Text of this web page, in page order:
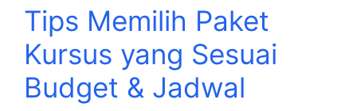
Tips Memilih Paket
Kursus yang Sesuai
Budget & Jadwal